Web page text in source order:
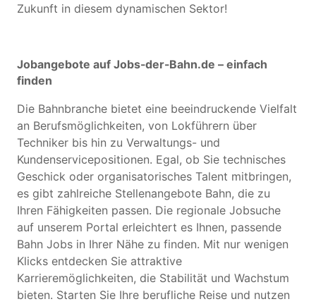
Zukunft in diesem dynamischen Sektor!
Jobangebote auf Jobs-der-Bahn.de – einfach
finden
Die Bahnbranche bietet eine beeindruckende Vielfalt
an Berufsmöglichkeiten, von Lokführern über
Techniker bis hin zu Verwaltungs- und
Kundenservicepositionen. Egal, ob Sie technisches
Geschick oder organisatorisches Talent mitbringen,
es gibt zahlreiche Stellenangebote Bahn, die zu
Ihren Fähigkeiten passen. Die regionale Jobsuche
auf unserem Portal erleichtert es Ihnen, passende
Bahn Jobs in Ihrer Nähe zu finden. Mit nur wenigen
Klicks entdecken Sie attraktive
Karrieremöglichkeiten, die Stabilität und Wachstum
bieten. Starten Sie Ihre berufliche Reise und nutzen